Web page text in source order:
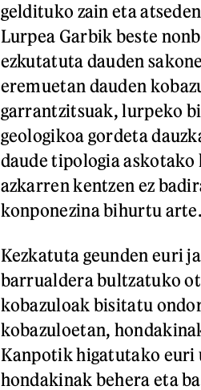
geldituko zain eta
Lurpea Garbik beste
ezkutatuta dauden
eremuetan dauden
garrantzitsuak, lurpeko
geologikoa gordeta
daude tipologia
azkarren kentzen ez
konponezina bihurtu arte.
Kezkatuta geunden euri
barrualdera bultzatuko
kobazuloak bisitatu
kobazuloetan,
Kanpotik higatutako euri
hondakinak behera eta